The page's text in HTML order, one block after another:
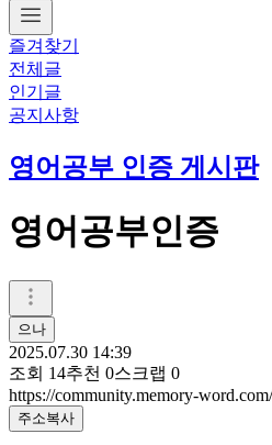
즐겨찾기
전체글
인기글
공지사항
영어공부 인증 게시판
영어공부인증
으나
2025.07.30 14:39
조회 14추천 0스크랩 0
https://community.memory-
주소복사